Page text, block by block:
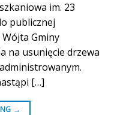
im. 23
publicznej
Wójta Gminy
na usunięcie drzewa
[…]
→